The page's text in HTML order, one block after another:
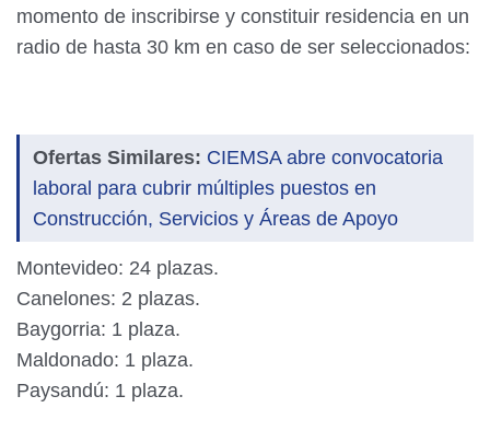
momento de inscribirse y constituir residencia en un
radio de hasta 30 km en caso de ser seleccionados:
Ofertas Similares: CIEMSA abre convocatoria
laboral para cubrir múltiples puestos en
Construcción, Servicios y Áreas de Apoyo
Montevideo: 24 plazas.
Canelones: 2 plazas.
Baygorria: 1 plaza.
Maldonado: 1 plaza.
Paysandú: 1 plaza.